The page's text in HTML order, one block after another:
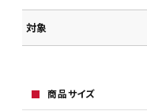
対象
商品サイズ